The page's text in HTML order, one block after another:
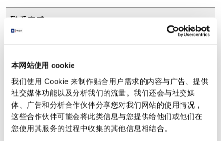
本网站使用 cookie
我们使用 Cookie 来制作贴合用户需求的内容与广告、提供
社交媒体功能以及分析我们的流量。我们还会与社交媒
体、广告和分析合作伙伴分享您对我们网站的使用情况，
这些合作伙伴可能会将此类信息与您提供给他们或他们在
您使用其服务的过程中收集的其他信息相结合。
联系方式
前往方式
百合海鸥号“东京ＢＩＧ ＳＩＧＨＴ国际展示中心
站”南口徒步1分钟
东京临海高速铁道“国际展示场站”检票出口徒步7分
钟